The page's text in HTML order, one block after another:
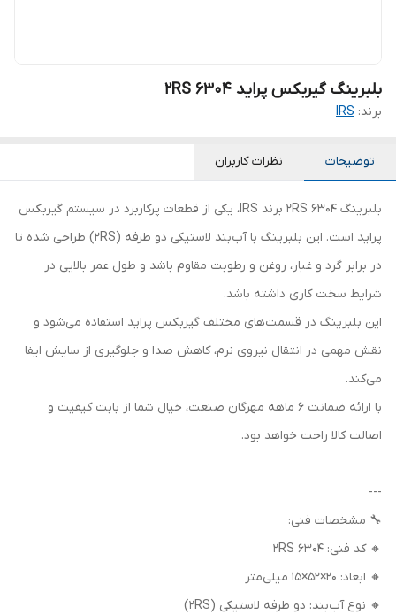
بلبرینگ گیربکس پراید 6304 2RS
برند: IRS
توضیحات نظرات کاربران
بلبرینگ 6304 2RS برند IRS، یکی از قطعات پرکاربرد در سیستم گیربکس
پراید است. این بلبرینگ با آب‌بند لاستیکی دو طرفه (2RS) طراحی شده تا
در برابر گرد و غبار، روغن و رطوبت مقاوم باشد و طول عمر بالایی در
شرایط سخت کاری داشته باشد.
این بلبرینگ در قسمت‌های مختلف گیربکس پراید استفاده می‌شود و
نقش مهمی در انتقال نیروی نرم، کاهش صدا و جلوگیری از سایش ایفا
می‌کند.
با ارائه ضمانت ۶ ماهه مهرگان صنعت، خیال شما از بابت کیفیت و
اصالت کالا راحت خواهد بود.
---
🔧 مشخصات فنی:
🔸 کد فنی: 6304 2RS
🔸 ابعاد: 20×52×15 میلی‌متر
🔸 نوع آب‌بند: دو طرفه لاستیکی (2RS)